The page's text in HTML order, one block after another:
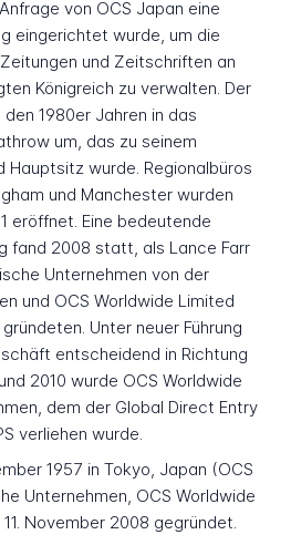
von OCS Japan eine
eingerichtet wurde, um die
und Zeitschriften an
Königreich zu verwalten. Der
1980er Jahren in das
um, das zu seinem
Hauptsitz wurde. Regionalbüros
und Manchester wurden
eröffnet. Eine bedeutende
fand 2008 statt, als Lance Farr
Unternehmen von der
und OCS Worldwide Limited
Unter neuer Führung
entscheidend in Richtung
2010 wurde OCS Worldwide
dem der Global Direct Entry
verliehen wurde.
1957 in Tokyo, Japan (OCS
Unternehmen, OCS Worldwide
November 2008 gegründet.